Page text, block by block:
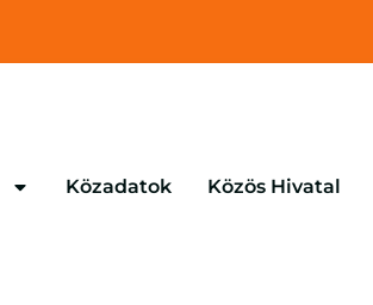
Közadatok Közös Hivatal